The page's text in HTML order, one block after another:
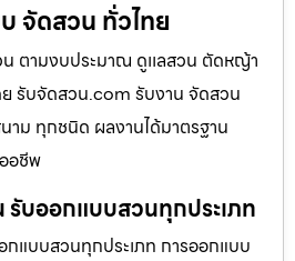
จัดสวน ทั่วไทย
ตามงบประมาณ ดูเเลสวน ตัดหญ้า
รับจัดสวน.com รับงาน จัดสวน
ม ทุกชนิด ผลงานได้มาตรฐาน
อชีพ
บออกแบบสวนทุกประเภท
แบบสวนทุกประเภท การออกแบบ